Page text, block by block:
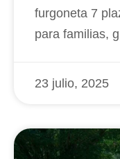
furgoneta 7
para familias,
23 julio, 2025